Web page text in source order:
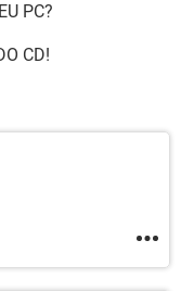
PC?
CD!